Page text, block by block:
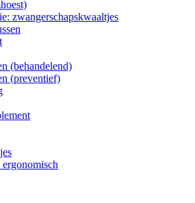
zwangerschapskwaaltjes
(behandelend)
(preventief)